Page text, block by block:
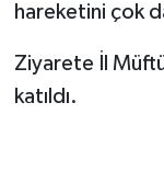
hareketini çok
Ziyarete İl Müftü
katıldı.Konya